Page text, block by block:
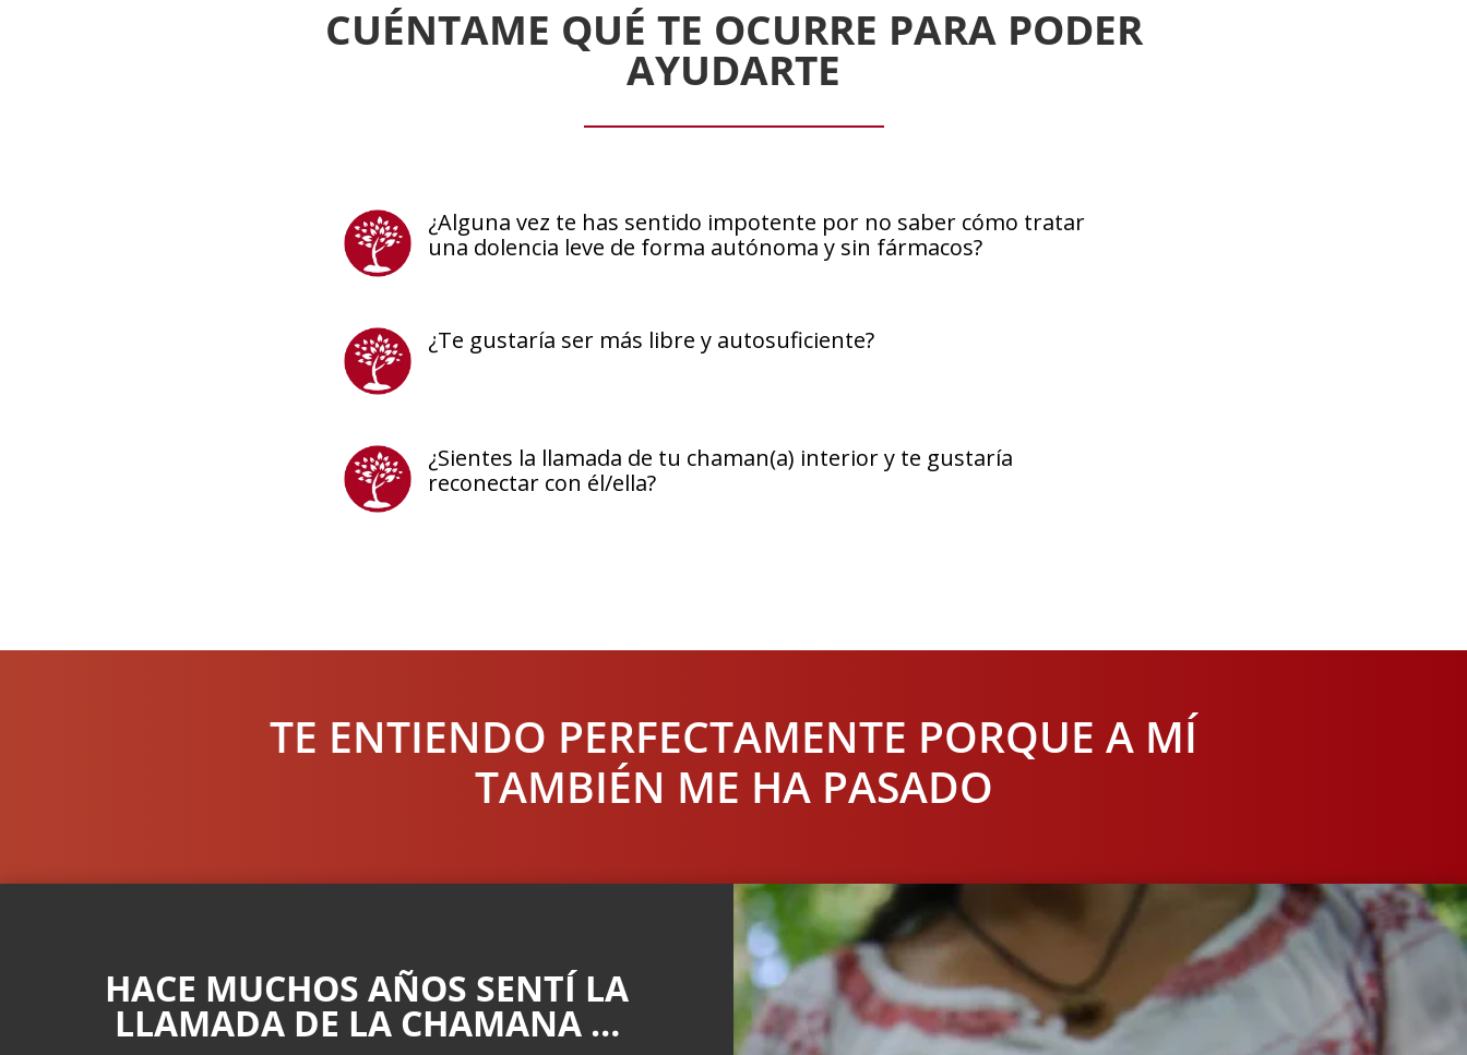
CUÉNTAME QUÉ TE OCURRE PARA PODER
AYUDARTE
¿Alguna vez te has sentido impotente por no saber cómo tratar
una dolencia leve de forma autónoma y sin fármacos?
¿Te gustaría ser más libre y autosuficiente?
¿Sientes la llamada de tu chaman(a) interior y te gustaría
reconectar con él/ella?
TE ENTIENDO PERFECTAMENTE PORQUE A MÍ
TAMBIÉN ME HA PASADO
HACE MUCHOS AÑOS SENTÍ LA
LLAMADA DE LA CHAMANA …